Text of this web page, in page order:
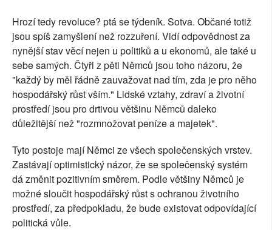
Hrozí tedy revoluce? ptá se týdeník. Sotva. Občané totiž
jsou spíš zamyšlení než rozzuření. Vidí odpovědnost za
nynější stav věcí nejen u politiků a u ekonomů, ale také u
sebe samých. Čtyři z pěti Němců jsou toho názoru, že
"každý by měl řádně zauvažovat nad tím, zda je pro něho
hospodářský růst vším." Lidské vztahy, zdraví a životní
prostředí jsou pro drtivou většinu Němců daleko
důležitější než "rozmnožovat peníze a majetek".
Tyto postoje mají Němci ze všech společenských vrstev.
Zastávají optimistický názor, že se společenský systém
dá změnit pozitivním směrem. Podle většiny Němců je
možné sloučit hospodářský růst s ochranou životního
prostředí, za předpokladu, že bude existovat odpovídající
politická vůle.